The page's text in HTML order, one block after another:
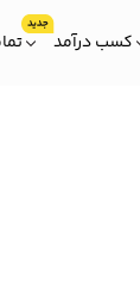
کسب درآمد